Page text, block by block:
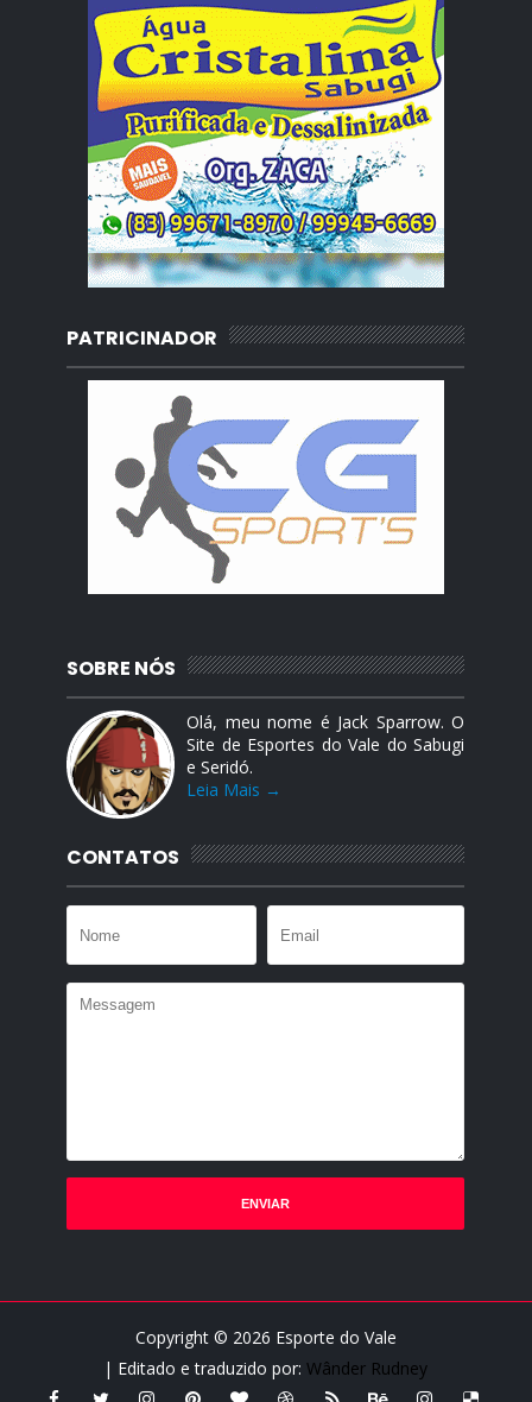
PATRICINADOR
SOBRE NÓS
Olá, meu nome é Jack Sparrow. O
Site de Esportes do Vale do Sabugi
e Seridó.
Leia Mais →
CONTATOS
Copyright © 2026 Esporte do Vale
| Editado e traduzido por:Wânder Rudney